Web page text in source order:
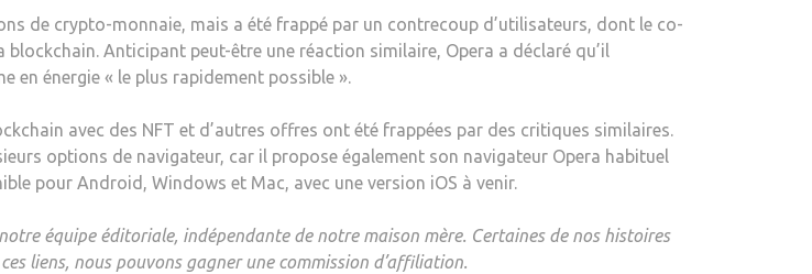
de crypto-monnaie, mais a été frappé par un contrecoup d’utilisateurs, dont le co-
Anticipant peut-être une réaction similaire, Opera a déclaré qu’il
en énergie « le plus rapidement possible ».
avec des NFT et d’autres offres ont été frappées par des critiques similaires.
options de navigateur, car il propose également son navigateur Opera habituel
pour Android, Windows et Mac, avec une version iOS à venir.
équipe éditoriale, indépendante de notre maison mère. Certaines de nos histoires
liens, nous pouvons gagner une commission d’affiliation.